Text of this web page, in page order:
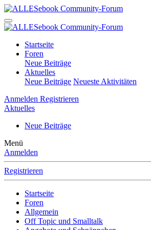
Startseite
Foren
Neue Beiträge
Aktuelles
Neue Beiträge Neueste Aktivitäten
Anmelden Registrieren
Aktuelles
Neue Beiträge
Menü
Anmelden
Registrieren
Startseite
Foren
Allgemein
Off Topic und Smalltalk